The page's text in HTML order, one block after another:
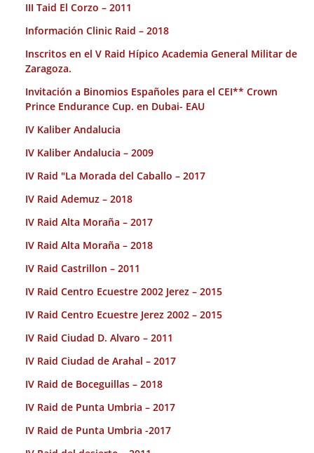
III Taid El Corzo – 2011
Información Clinic Raid – 2018
Inscritos en el V Raid Hípico Academia General Militar de
Zaragoza.
Invitación a Binomios Españoles para el CEI** Crown
Prince Endurance Cup. en Dubai- EAU
IV Kaliber Andalucia
IV Kaliber Andalucia – 2009
IV Raid "La Morada del Caballo – 2017
IV Raid Ademuz – 2018
IV Raid Alta Moraña – 2017
IV Raid Alta Moraña – 2018
IV Raid Castrillon – 2011
IV Raid Centro Ecuestre 2002 Jerez – 2015
IV Raid Centro Ecuestre Jerez 2002 – 2015
IV Raid Ciudad D. Alvaro – 2011
IV Raid Ciudad de Arahal – 2017
IV Raid de Boceguillas – 2018
IV Raid de Punta Umbria – 2017
IV Raid de Punta Umbria -2017